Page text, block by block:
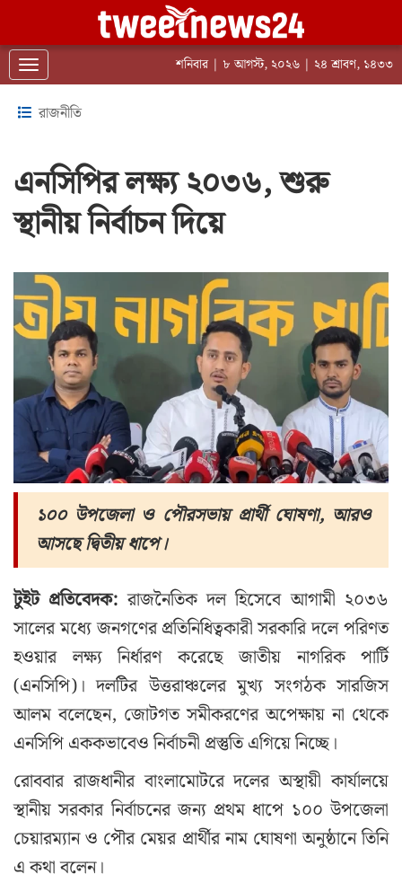
Toggle navigation শনিবার | ৮ আগস্ট, ২০২৬ | ২৪ শ্রাবণ, ১৪৩৩
রাজনীতি
এনসিপির লক্ষ্য ২০৩৬, শুরু
স্থানীয় নির্বাচন দিয়ে
১০০ উপজেলা ও পৌরসভায় প্রার্থী ঘোষণা, আরও
আসছে দ্বিতীয় ধাপে।
টুইট প্রতিবেদক: রাজনৈতিক দল হিসেবে আগামী ২০৩৬
সালের মধ্যে জনগণের প্রতিনিধিত্বকারী সরকারি দলে পরিণত
হওয়ার লক্ষ্য নির্ধারণ করেছে জাতীয় নাগরিক পার্টি
(এনসিপি)। দলটির উত্তরাঞ্চলের মুখ্য সংগঠক সারজিস
আলম বলেছেন, জোটগত সমীকরণের অপেক্ষায় না থেকে
এনসিপি এককভাবেও নির্বাচনী প্রস্তুতি এগিয়ে নিচ্ছে।
রোববার রাজধানীর বাংলামোটরে দলের অস্থায়ী কার্যালয়ে
স্থানীয় সরকার নির্বাচনের জন্য প্রথম ধাপে ১০০ উপজেলা
চেয়ারম্যান ও পৌর মেয়র প্রার্থীর নাম ঘোষণা অনুষ্ঠানে তিনি
এ কথা বলেন।